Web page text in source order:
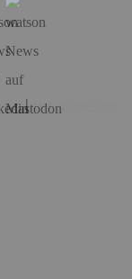
Hol dir die App!